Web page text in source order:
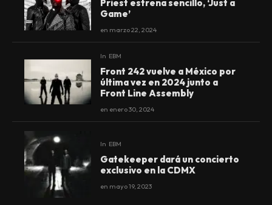
Priest estrena sencillo, ‘Just a
Game’
en marzo 22, 2024
In EBM
Front 242 vuelve a México por
última vez en 2024 junto a
Front Line Assembly
en enero 30, 2024
In EBM
Gatekeeper dará un concierto
exclusivo en la CDMX
en mayo 19, 2023